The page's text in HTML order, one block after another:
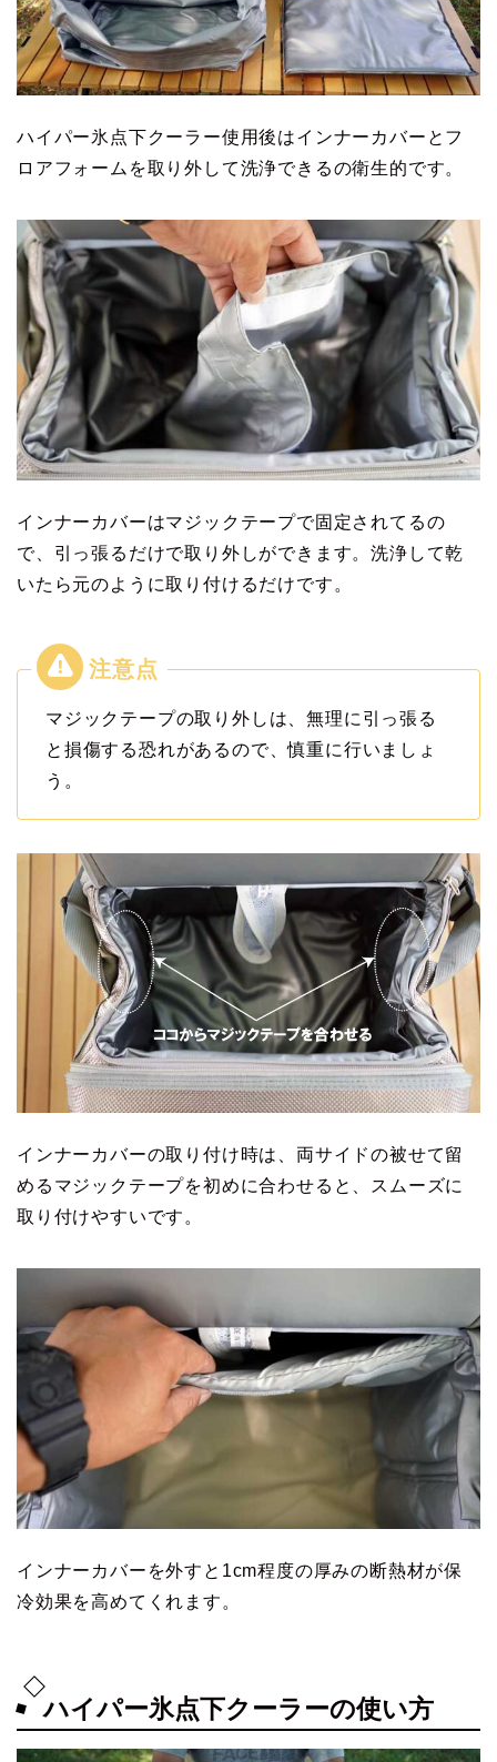
ハイパー氷点下クーラー使用後はインナーカバーとフ
ロアフォームを取り外して洗浄できるの衛生的です。
インナーカバーはマジックテープで固定されてるの
で、引っ張るだけで取り外しができます。洗浄して乾
いたら元のように取り付けるだけです。
マジックテープの取り外しは、無理に引っ張る
と損傷する恐れがあるので、慎重に行いましょ
う。
インナーカバーの取り付け時は、両サイドの被せて留
めるマジックテープを初めに合わせると、スムーズに
取り付けやすいです。
インナーカバーを外すと1cm程度の厚みの断熱材が保
冷効果を高めてくれます。
ハイパー氷点下クーラーの使い方